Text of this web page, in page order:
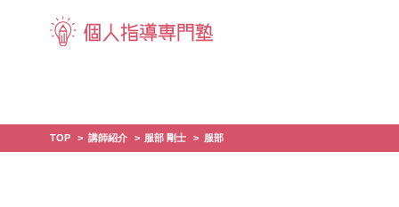
TOP 講師紹介 服部 剛士 服部